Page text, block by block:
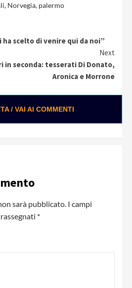
, Norvegia, palermo
ha scelto di venire qui da noi”
Next
in seconda: tesserati Di Donato,
Aronica e Morrone
/ VAI AI COMMENTI
sarà pubblicato. I campi
*